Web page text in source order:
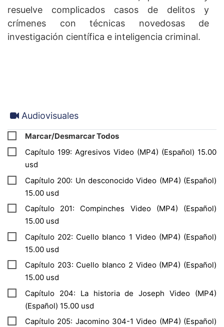
resuelve complicados casos de delitos y
crímenes con técnicas novedosas de
investigación científica e inteligencia criminal.
Audiovisuales
Marcar/Desmarcar Todos
Capítulo 199: Agresivos Video (MP4) (Español) 15.00
usd
Capítulo 200: Un desconocido Video (MP4) (Español)
15.00 usd
Capítulo 201: Compinches Video (MP4) (Español)
15.00 usd
Capítulo 202: Cuello blanco 1 Video (MP4) (Español)
15.00 usd
Capítulo 203: Cuello blanco 2 Video (MP4) (Español)
15.00 usd
Capítulo 204: La historia de Joseph Video (MP4)
(Español) 15.00 usd
Capítulo 205: Jacomino 304-1 Video (MP4) (Español)